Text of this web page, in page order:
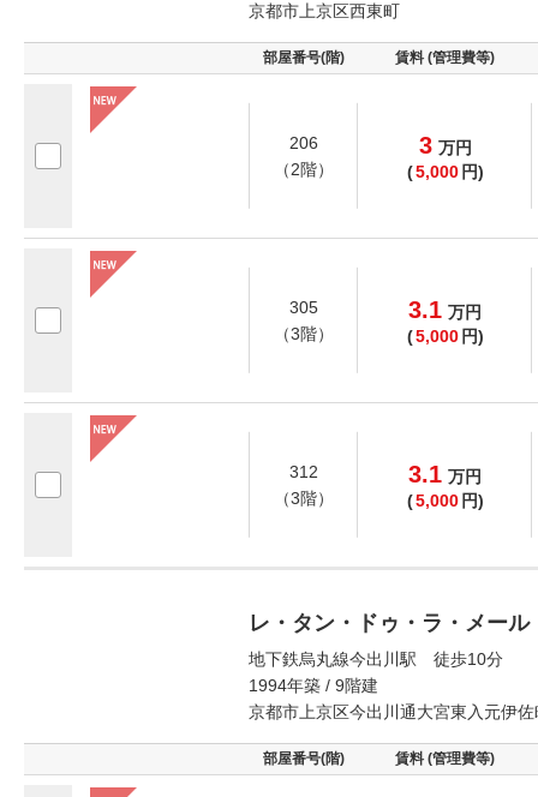
京都市上京区西東町
部屋番号(階) 賃料 (管理費等)
206
（2階）
3 万円
(5,000 円)
305
（3階）
3.1 万円
(5,000 円)
312
（3階）
3.1 万円
(5,000 円)
レ・タン・ドゥ・ラ・メー
地下鉄烏丸線今出川駅 徒歩10分
1994年築 / 9階建
京都市上京区今出川通大宮東入元伊佐
部屋番号(階) 賃料 (管理費等)